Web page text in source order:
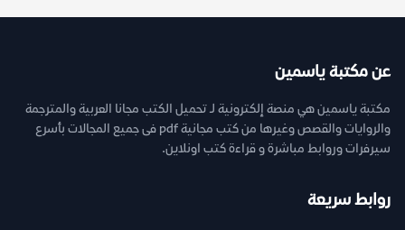
عن مكتبة ياسمين
مكتبة ياسمين هي منصة إلكترونية لـ تحميل الكتب مجانا العربية والمترجمة
والروايات والقصص وغيرها من كتب مجانية pdf فى جميع المجالات بأسرع
سيرفرات وروابط مباشرة و قراءة كتب اونلاين.
روابط سريعة